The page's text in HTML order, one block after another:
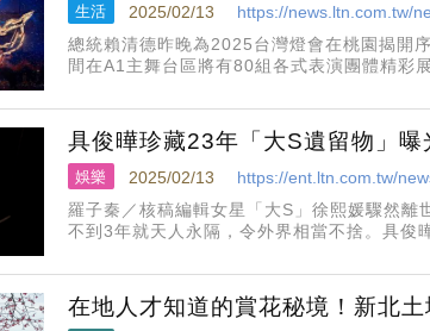
生活 2025/02/13
https://news.ltn.com.tw/
總統賴清德昨晚為2025台灣燈會在桃園揭開
間在A1主舞台區將有80組各式表演團體精彩
隊，帶來不同城
具俊曄珍藏23年「大S遺留物」曝
娛樂 2025/02/13
https://ent.ltn.com.tw/
羅子秦／核稿編輯女星「大S」徐熙媛驟然
不到3年就天人永隔，令外界相當不捨。具俊
己到現在都一直
在地人才知道的賞花秘境！新北